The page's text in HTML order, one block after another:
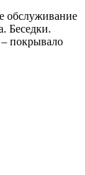
обслуживание
Беседки.
– покрывало